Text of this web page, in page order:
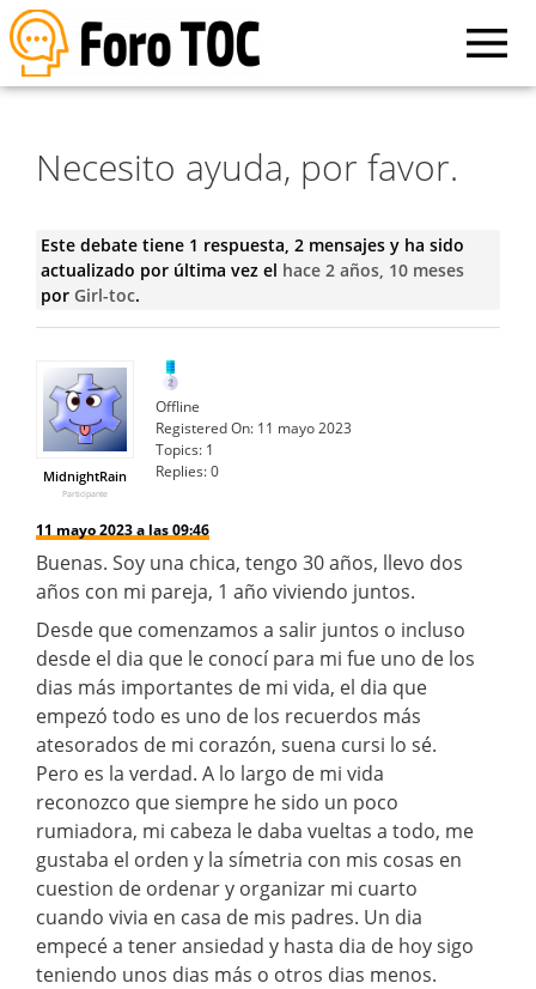
Necesito ayuda, por favor.
Este debate tiene 1 respuesta, 2 mensajes y ha sido
actualizado por última vez el hace 2 años, 10 meses
por Girl-toc.
MidnightRain
Participante
Offline
Registered On: 11 mayo 2023
Topics: 1
Replies:0
11 mayo 2023 a las 09:46
Buenas. Soy una chica, tengo 30 años, llevo dos
años con mi pareja, 1 año viviendo juntos.
Desde que comenzamos a salir juntos o incluso
desde el dia que le conocí para mi fue uno de los
dias más importantes de mi vida, el dia que
empezó todo es uno de los recuerdos más
atesorados de mi corazón, suena cursi lo sé.
Pero es la verdad. A lo largo de mi vida
reconozco que siempre he sido un poco
rumiadora, mi cabeza le daba vueltas a todo, me
gustaba el orden y la símetria con mis cosas en
cuestion de ordenar y organizar mi cuarto
cuando vivia en casa de mis padres. Un dia
empecé a tener ansiedad y hasta dia de hoy sigo
teniendo unos dias más o otros dias menos.